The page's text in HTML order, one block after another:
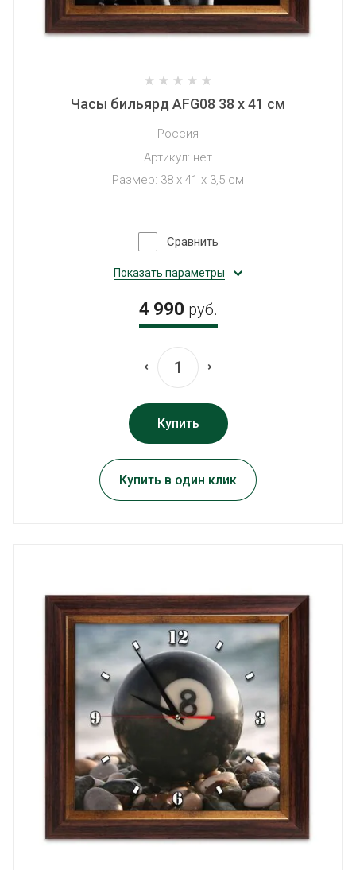
Часы бильярд AFG08 38 х 41 см
Россия
Артикул: нет
Размер: 38 x 41 x 3,5 см
Сравнить
Показать параметры
4 990 руб.
Купить
Купить в один клик